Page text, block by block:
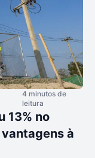
4 minutos de
leitura
13% no
à